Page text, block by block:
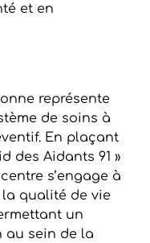
et en
représente
de soins à
En plaçant
des Aidants 91 »
s’engage à
qualité de vie
un
au sein de la